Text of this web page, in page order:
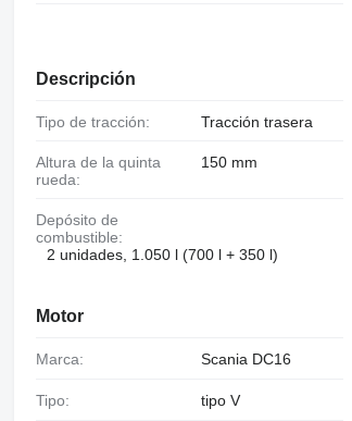
Descripción
Tipo de tracción: Tracción trasera
Altura de la quinta
rueda:
150 mm
Depósito de
combustible:
2 unidades, 1.050 l (700 l + 350 l)
Motor
Marca: Scania DC16
Tipo: tipo V